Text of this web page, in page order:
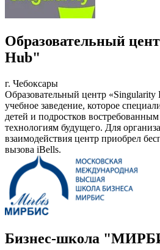
Образовательный
Hub"
г. Чебоксары
Образовательный центр
учебное заведение, которое
детей и подростков
технологиям будущего. Для
взаимодействия центр приобрел
вызова iBells.
Бизнес-школа